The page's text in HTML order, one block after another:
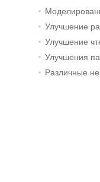
Улучшение
Улучшение
Улучшения
Различные